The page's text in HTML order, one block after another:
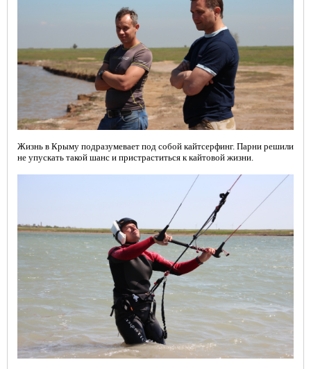
Жизнь в Крыму подразумевает под собой кайтсерфинг. Парни решили
не упускать такой шанс и пристраститься к кайтовой жизни.
ОБУЧЕНИЕ